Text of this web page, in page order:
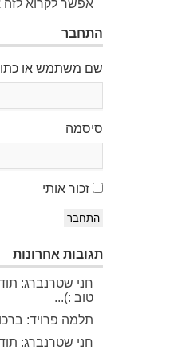
אפשר לקרוא לזה
התחבר
שם משתמש או
סיסמה
זכור אותי
התחבר
תגובות אחרונות
חני שטרנברג:
טוב :)...
תלמה פרויד:
חני שטרנברג: